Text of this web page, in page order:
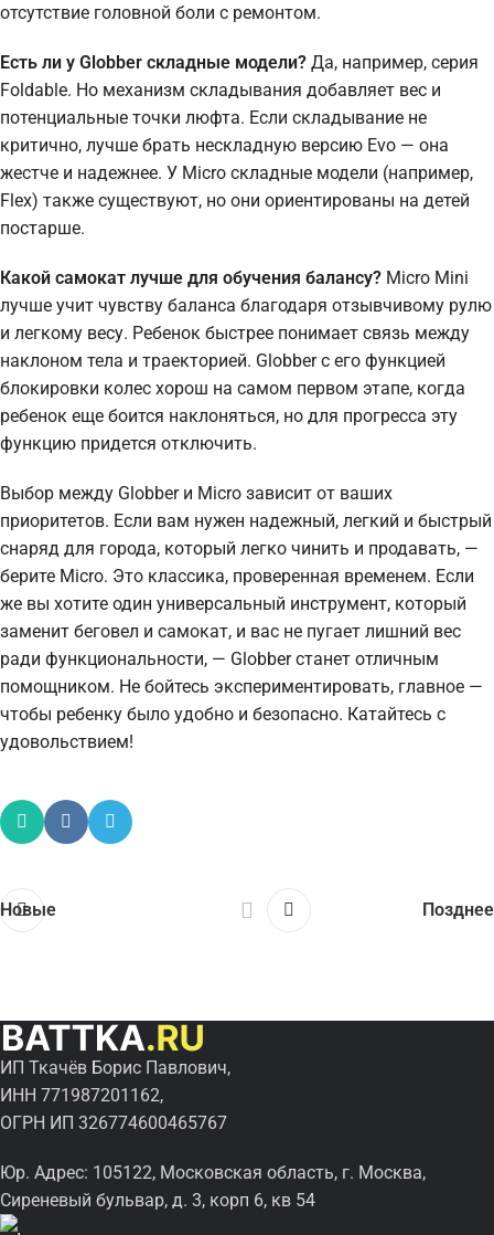
отсутствие головной боли с ремонтом.
Есть ли у Globber складные модели? Да, например, серия
Foldable. Но механизм складывания добавляет вес и
потенциальные точки люфта. Если складывание не
критично, лучше брать нескладную версию Evo — она
жестче и надежнее. У Micro складные модели (например,
Flex) также существуют, но они ориентированы на детей
постарше.
Какой самокат лучше для обучения балансу? Micro Mini
лучше учит чувству баланса благодаря отзывчивому рулю
и легкому весу. Ребенок быстрее понимает связь между
наклоном тела и траекторией. Globber с его функцией
блокировки колес хорош на самом первом этапе, когда
ребенок еще боится наклоняться, но для прогресса эту
функцию придется отключить.
Выбор между Globber и Micro зависит от ваших
приоритетов. Если вам нужен надежный, легкий и быстрый
снаряд для города, который легко чинить и продавать, —
берите Micro. Это классика, проверенная временем. Если
же вы хотите один универсальный инструмент, который
заменит беговел и самокат, и вас не пугает лишний вес
ради функциональности, — Globber станет отличным
помощником. Не бойтесь экспериментировать, главное —
чтобы ребенку было удобно и безопасно. Катайтесь с
удовольствием!
Новые Позднее
ИП Ткачёв Борис Павлович,
ИНН 771987201162,
ОГРН ИП 326774600465767
Юр. Адрес: 105122, Московская область, г. Москва,
Сиреневый бульвар, д. 3, корп 6, кв 54